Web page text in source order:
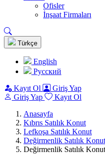
Ofisler
İnşaat Firmaları
Türkçe
English
Pусский
Kayıt Ol
Giriş Yap
Giriş Yap
Kayıt Ol
Anasayfa
Kıbrıs Satılık Konut
Lefkoşa Satılık Konut
Değirmenlik Satılık Konut
Değirmenlik Satılık